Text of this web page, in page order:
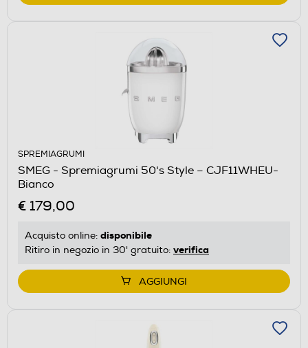
SPREMIAGRUMI
SMEG - Spremiagrumi 50's Style – CJF11WHEU-
Bianco
€ 179,00
Acquisto online: disponibile
Ritiro in negozio in 30' gratuito: verifica
AGGIUNGI